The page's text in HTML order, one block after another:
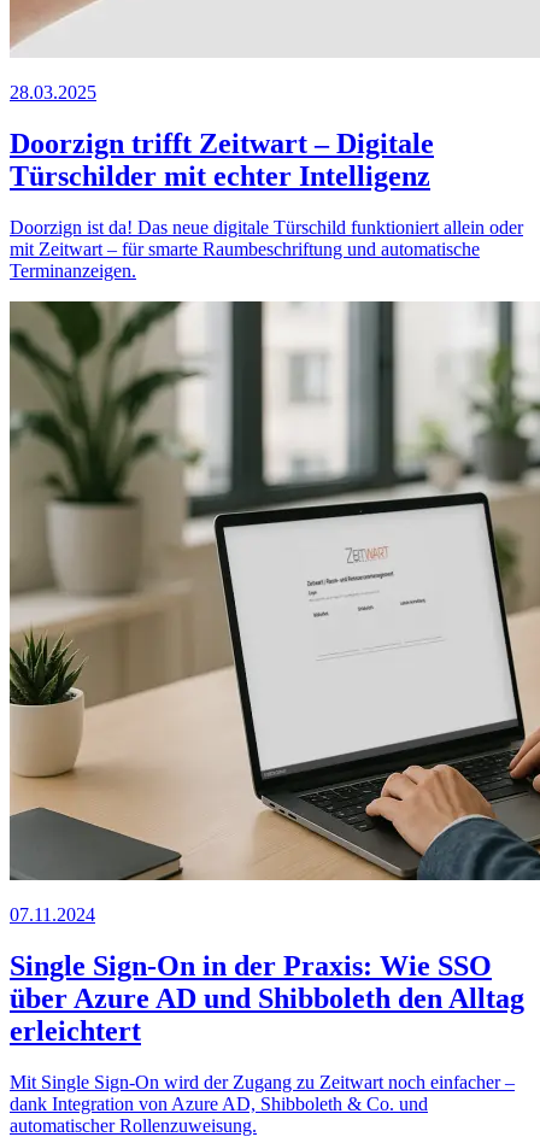
28.03.2025
Doorzign trifft Zeitwart– Digitale
Türschilder mit echter Intelligenz
Doorzign ist da! Das neue digitale Türschild funktioniert allein oder
mit Zeitwart – für smarte Raumbeschriftung und automatische
Terminanzeigen.
07.11.2024
Single Sign-On in der Praxis: Wie SSO
über Azure AD und Shibboleth den Alltag
erleichtert
Mit Single Sign-On wird der Zugang zu Zeitwart noch einfacher –
dank Integration von Azure AD, Shibboleth & Co. und
automatischer Rollenzuweisung.